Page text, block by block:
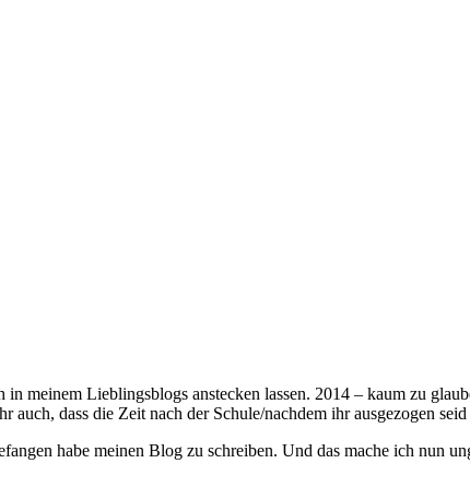
meinem Lieblingsblogs anstecken lassen. 2014 – kaum zu
auch, dass die Zeit nach der Schule/nachdem ihr ausgezogen
habe meinen Blog zu schreiben. Und das mache ich nun